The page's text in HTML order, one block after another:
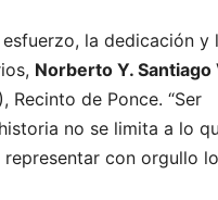
la dedicación y
Norberto Y. Santiago
Recinto de Ponce. “Ser
no se limita a lo
con orgullo